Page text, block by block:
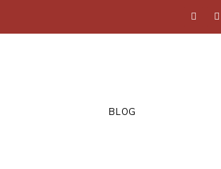
BLOG